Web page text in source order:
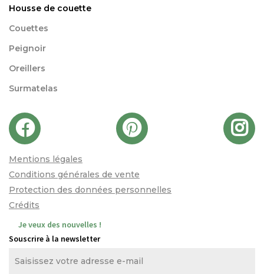
Housse de couette
Couettes
Peignoir
Oreillers
Surmatelas
Mentions légales
Conditions générales de vente
Protection des données personnelles
Crédits
Je veux des nouvelles !
Souscrire à la newsletter